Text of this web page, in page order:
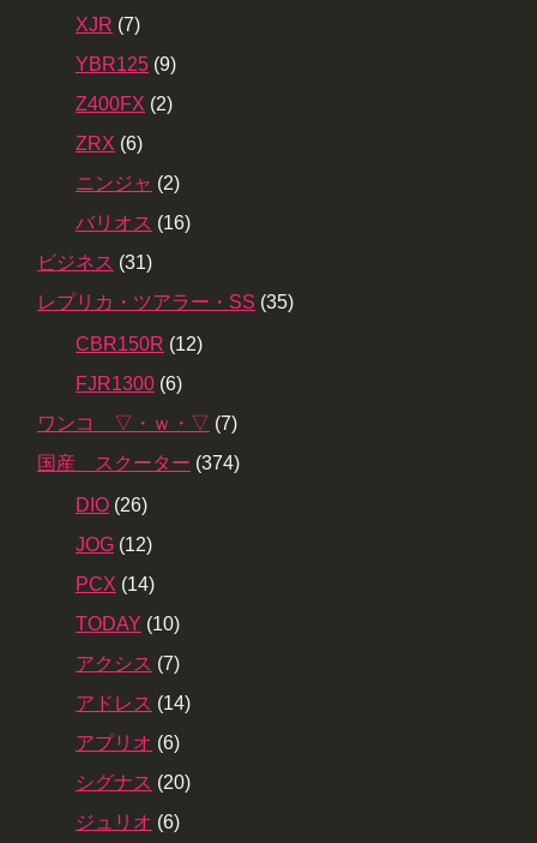
XJR (7)
YBR125 (9)
Z400FX (2)
ZRX (6)
ニンジャ (2)
バリオス (16)
ビジネス (31)
レプリカ・ツアラー・SS (35)
CBR150R (12)
FJR1300 (6)
ワンコ ▽・ｗ・▽ (7)
国産 スクーター (374)
DIO (26)
JOG (12)
PCX (14)
TODAY (10)
アクシス (7)
アドレス (14)
アプリオ (6)
シグナス (20)
ジュリオ (6)